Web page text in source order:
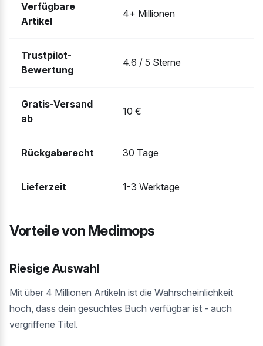
Verfügbare
Artikel
4+ Millionen
Trustpilot-
Bewertung
4.6 / 5 Sterne
Gratis-Versand
ab
10 €
Rückgaberecht 30 Tage
Lieferzeit 1-3 Werktage
Vorteile von Medimops
Riesige Auswahl
Mit über 4 Millionen Artikeln ist die Wahrscheinlichkeit
hoch, dass dein gesuchtes Buch verfügbar ist - auch
vergriffene Titel.